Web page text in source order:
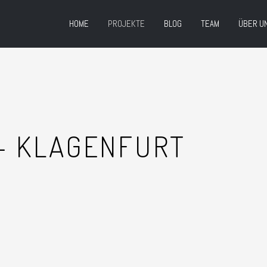
HOME PROJEKTE BLOG TEAM ÜBER